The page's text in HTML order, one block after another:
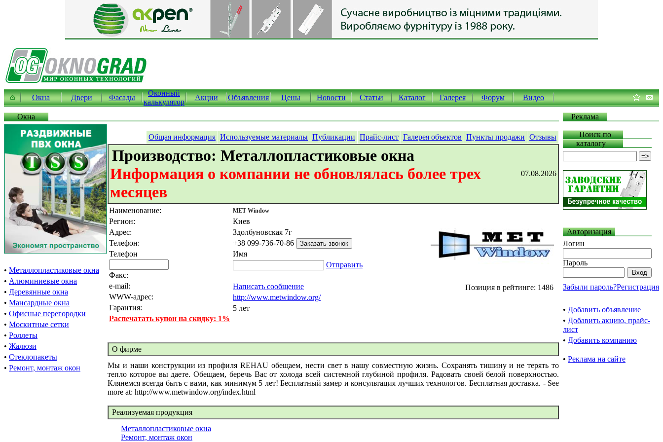
Окна Двери Фасады
Оконный
калькулятор
Акции Объявления Цены Новости Статьи Каталог Галерея Форум Видео
Окна Реклама
• Металлопластиковые окна
• Алюминиевые окна
• Деревянные окна
• Мансардные окна
• Офисные перегородки
• Москитные сетки
• Роллеты
• Жалюзи
• Стеклопакеты
• Ремонт, монтаж окон
Общая информация Используемые материалы Публикации Прайс-лист Галерея объектов Пункты продажи Отзывы
Производство: Металлопластиковые окна
Информация о компании не обновлялась более трех
месяцев
07.08.2026
Наименование:
Регион:
Адрес:
Телефон:
Телефон
Факс:
e-mail:
WWW-адрес:
Гарантия:
Распечатать купон на скидку: 1%
MET Window
Киев
Здолбуновская 7г
+38 099-736-70-86
Имя
Отправить
Написать сообщение
http://www.metwindow.org/
5 лет
Позиция в рейтинге: 1486
О фирме
Мы и наши конструкции из профиля REHAU обещаем, нести свет в нашу совместную жизнь. Сохранять тишину и не терять то
тепло которое вы даете. Обещаем, беречь Вас от холода всей системной глубиной профиля. Радовать своей белой поверхностью.
Клянемся всегда быть с вами, как минимум 5 лет! Бесплатный замер и консультация лучших технологов. Бесплатная доставка. - See
more at: http://www.metwindow.org/index.html
Реализуемая продукция
Металлопластиковые окна
Ремонт, монтаж окон
Поиск по
каталогу
Авторизация
Логин
Пароль
Забыли пароль?Регистрация
• Добавить объявление
• Добавить акцию, прайс-
лист
• Добавить компанию
• Реклама на сайте